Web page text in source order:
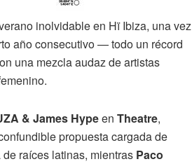
inolvidable en Hï Ibiza, una vez
año consecutivo — todo un récord
una mezcla audaz de artistas
& James Hypeen Theatre,
propuesta cargada de
raíces latinas, mientras Paco